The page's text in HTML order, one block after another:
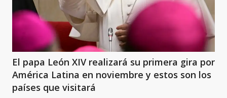
El papa León XIV realizará su primera gira por
América Latina en noviembre y estos son los
países que visitará